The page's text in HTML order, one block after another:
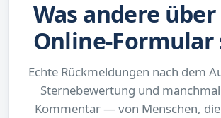
Was andere
Online-Formular
Echte Rückmeldungen nach dem
Sternebewertung und
Kommentar — von Menschen,